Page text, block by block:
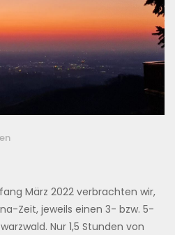
März 2022 verbrachten wir,
Zeit, jeweils einen 3- bzw. 5-
Nur 1,5 Stunden von